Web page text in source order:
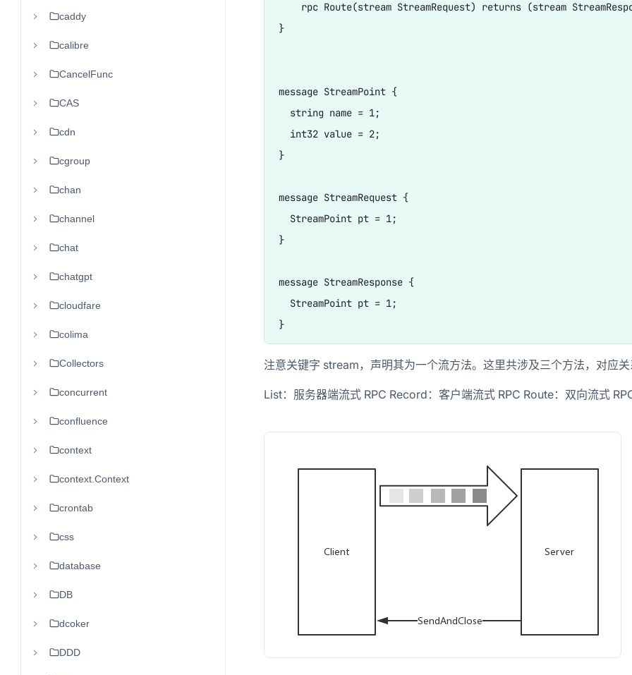
caddy
calibre
CancelFunc
CAS
cdn
cgroup
chan
channel
chat
chatgpt
cloudfare
colima
Collectors
concurrent
confluence
context
context.Context
crontab
css
database
DB
dcoker
DDD
rpc Route(stream StreamRequest) returns (stream
}
message StreamPoint {
  string name = 1;
  int32 value = 2;
}
message StreamRequest {
  StreamPoint pt = 1;
}
message StreamResponse {
  StreamPoint pt = 1;
}
注意关键字 stream，声明其为一个流方法。这里共涉及三个方法，对应
List：服务器端流式 RPC Record：客户端流式 RPC Route：双向流式